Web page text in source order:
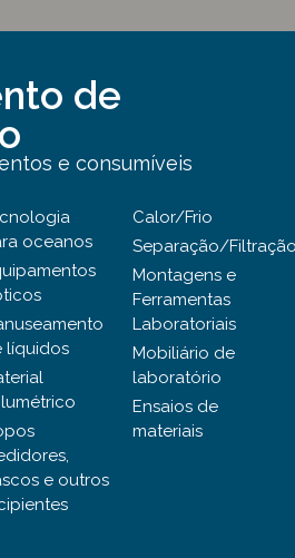
de
e consumíveis
oceanos
líquidos
e outros
Calor/Frio
Separação/
Montagens e
Ferramentas
Laboratoriais
Mobiliário de
laboratório
Ensaios de
materiais